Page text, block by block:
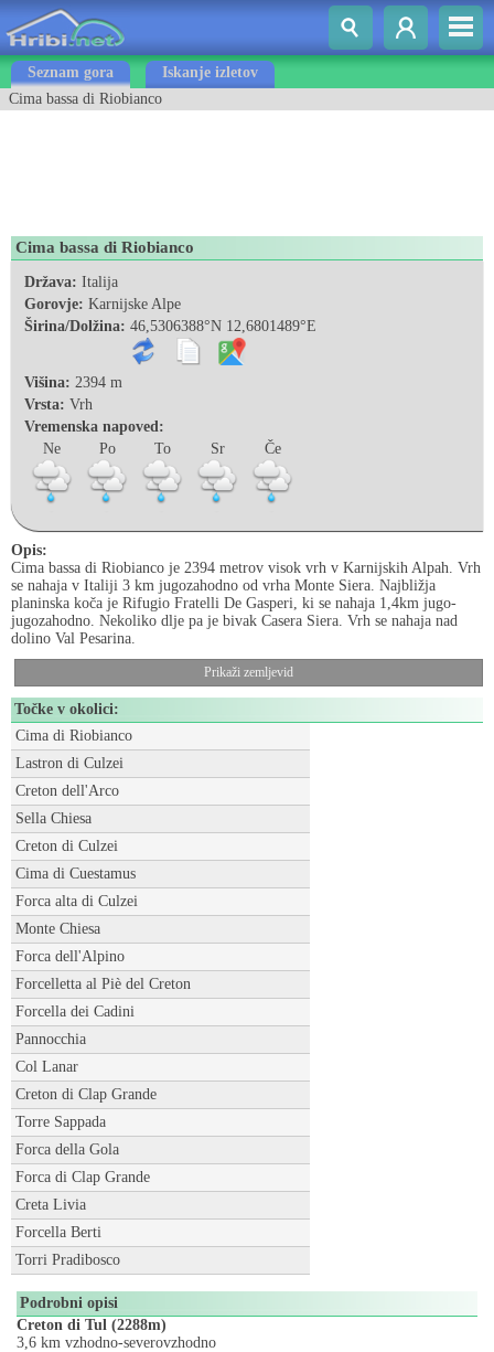
Seznam gora
Iskanje izletov
Cima bassa di Riobianco
Cima bassa di Riobianco
Država: Italija
Gorovje: Karnijske Alpe
Širina/Dolžina: 46,5306388°N 12,6801489°E
Višina: 2394 m
Vrsta: Vrh
Vremenska napoved:
Ne
Po To Sr Če
Opis:
Cima bassa di Riobianco je 2394 metrov visok vrh v Karnijskih Alpah. Vrh
se nahaja v Italiji 3 km jugozahodno od vrha Monte Siera. Najbližja
planinska koča je Rifugio Fratelli De Gasperi, ki se nahaja 1,4km jugo-
jugozahodno. Nekoliko dlje pa je bivak Casera Siera. Vrh se nahaja nad
dolino Val Pesarina.
Prikaži zemljevid
Točke v okolici:
Cima di Riobianco
Lastron di Culzei
Creton dell'Arco
Sella Chiesa
Creton di Culzei
Cima di Cuestamus
Forca alta di Culzei
Monte Chiesa
Forca dell'Alpino
Forcelletta al Piè del Creton
Forcella dei Cadini
Pannocchia
Col Lanar
Creton di Clap Grande
Torre Sappada
Forca della Gola
Forca di Clap Grande
Creta Livia
Forcella Berti
Torri Pradibosco
Podrobni opisi
Creton di Tul (2288m)
3,6 km vzhodno-severovzhodno